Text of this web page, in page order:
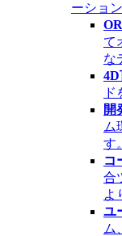
ーショ
て
な
ド
開
ム
す。
コ
合
よ
ユ
ム